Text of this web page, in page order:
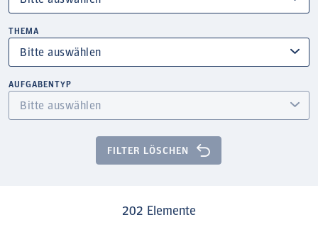
THEMA
AUFGABENTYP
FILTER LÖSCHEN
202 Elemente